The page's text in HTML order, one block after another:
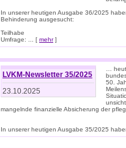
In unserer heutigen Ausgabe 36/2025
Behinderung ausgesucht:
Teilhabe
Umfrage: ... [ mehr]
LVKM-Newsletter 35/2025
23.10.2025
…
50.
mangelnde finanzielle Absicherung der
In unserer heutigen Ausgabe 35/2025